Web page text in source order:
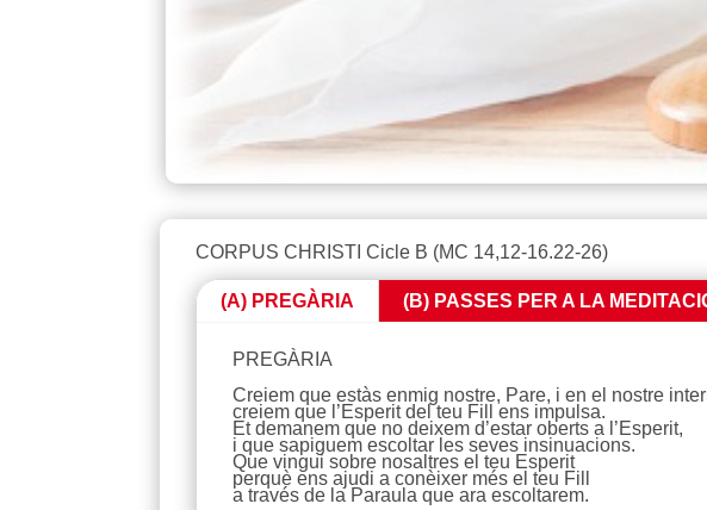
CORPUS CHRISTI Cicle B (MC 14,12-16.22-26)
(A) PREGÀRIA (B) PASSES PER A LA
PREGÀRIA
Creiem que estàs enmig nostre, Pare, i en el nostre
creiem que l’Esperit del teu Fill ens impulsa.
Et demanem que no deixem d’estar oberts a l’Esperit,
i que sapiguem escoltar les seves insinuacions.
Que vingui sobre nosaltres el teu Esperit
perquè ens ajudi a conèixer més el teu Fill
a través de la Paraula que ara escoltarem.